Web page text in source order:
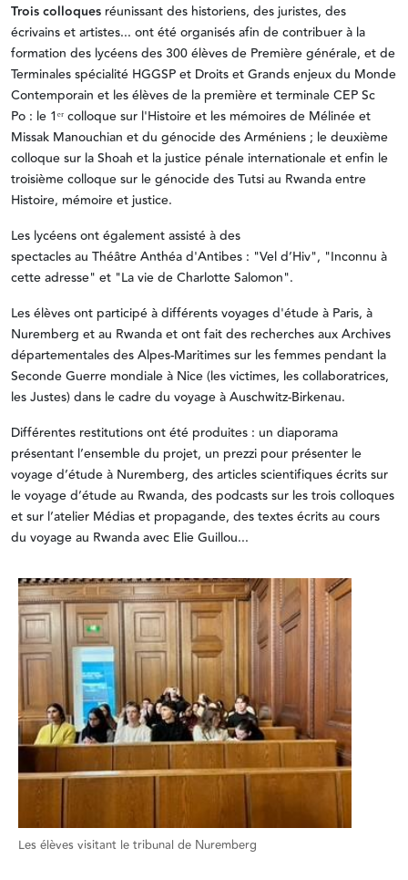
Trois colloques réunissant des historiens, des juristes, des
écrivains et artistes... ont été organisés afin de contribuer à la
formation des lycéens des 300 élèves de Première générale, et de
Terminales spécialité HGGSP et Droits et Grands enjeux du Monde
Contemporain et les élèves de la première et terminale CEP Sc
Po : le 1ᵉʳ colloque sur l'Histoire et les mémoires de Mélinée et
Missak Manouchian et du génocide des Arméniens ; le deuxième
colloque sur la Shoah et la justice pénale internationale et enfin le
troisième colloque sur le génocide des Tutsi au Rwanda entre
Histoire, mémoire et justice.
Les lycéens ont également assisté à des
spectaclesau ThéâtreAnthéa d'Antibes : "Vel d’Hiv", "Inconnu à
cette adresse" et "La vie de Charlotte Salomon".
Les élèves ont participé à différents voyages d'étude à Paris, à
Nuremberg et au Rwanda et ont fait des recherches aux Archives
départementales des Alpes-Maritimes sur les femmes pendant la
Seconde Guerre mondiale à Nice (les victimes, les collaboratrices,
les Justes) dans le cadre du voyage à Auschwitz-Birkenau.
Différentes restitutions ont été produites : un diaporama
présentant l’ensemble du projet, un prezzi pour présenter le
voyage d’étude à Nuremberg, des articles scientifiques écrits sur
le voyage d’étude au Rwanda, des podcasts sur les trois colloques
et sur l’atelier Médias et propagande, des textes écrits au cours
du voyage au Rwanda avec Elie Guillou...
Les élèves visitant le tribunal de Nuremberg